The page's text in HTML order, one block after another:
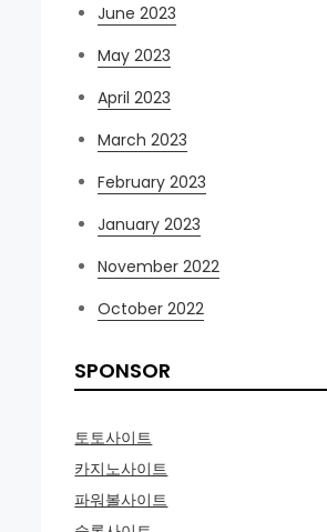
June 2023
May 2023
April 2023
March 2023
February 2023
January 2023
November 2022
October 2022
SPONSOR
토토사이트
카지노사이트
파워볼사이트